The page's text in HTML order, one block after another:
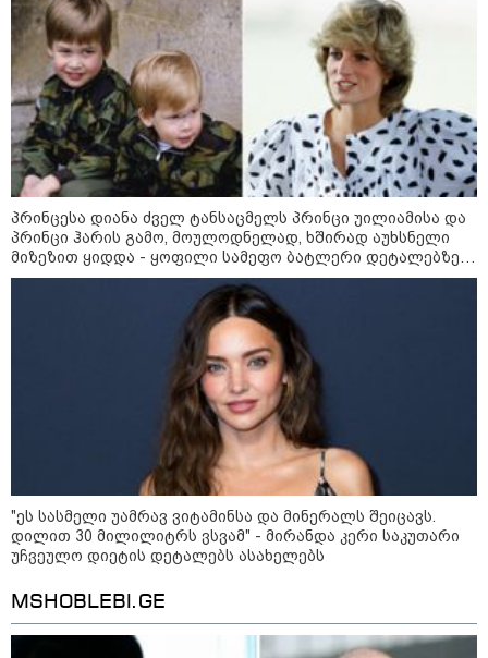
ჩაკეტილი „პოლიტიკური
სამკუთხედი“ - კულუარული
თამაშები, რომლებიც დიდი
სისხლის ფასად ჯდება
„ოქტომბრისთვის საქართველოს
არჩევანის გაკეთება მოუწევს...
„ორ სკამზე ჯდომის“
შესაძლებლობა შეიძლება
დასრულდეს“ - მირიან
მირიანაშვილის ანალიზი
ჯარისკაცი, რომელიც 29 წელი
იბრძოდა, რადგან ომის
დამთავრების არ სჯეროდა...
პრინცესა დიანა ძველ ტანსაცმელს პრინცი უილიამისა და
პრინცი ჰარის გამო, მოულოდნელად, ხშირად აუხსნელი
მიზეზით ყიდდა - ყოფილი სამეფო ბატლერი დეტალებზე
საკუთარ წიგნში საუბრობს
"ეს სასმელი უამრავ ვიტამინსა და მინერალს შეიცავს.
დილით 30 მილილიტრს ვსვამ" - მირანდა კერი საკუთარი
უჩვეულო დიეტის დეტალებს ასახელებს
MSHOBLEBI.GE